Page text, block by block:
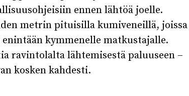
ennen lähtöä joelle.
metrin pituisilla kumiveneillä, joissa
kymmenelle matkustajalle.
ravintolalta lähtemisestä paluuseen –
kosken kahdesti.